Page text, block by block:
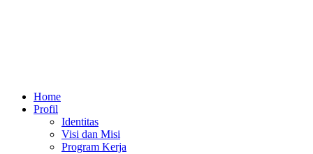
Home
Profil
Identitas
Visi dan Misi
Program Kerja